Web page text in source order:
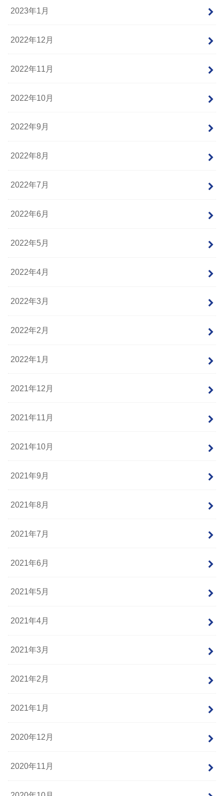
2023年1月
2022年12月
2022年11月
2022年10月
2022年9月
2022年8月
2022年7月
2022年6月
2022年5月
2022年4月
2022年3月
2022年2月
2022年1月
2021年12月
2021年11月
2021年10月
2021年9月
2021年8月
2021年7月
2021年6月
2021年5月
2021年4月
2021年3月
2021年2月
2021年1月
2020年12月
2020年11月